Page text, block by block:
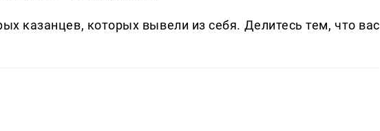
казанцев, которых вывели из себя. Делитеcь тем, что вас